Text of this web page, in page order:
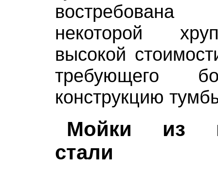
некоторой
высокой
требующего
конструкцию
Мойки из
стали